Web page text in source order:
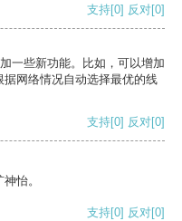
支持[0] 反对[0]
一些新功能。比如，可以增加
网络情况自动选择最优的线
支持[0] 反对[0]
怡。
支持[0] 反对[0]